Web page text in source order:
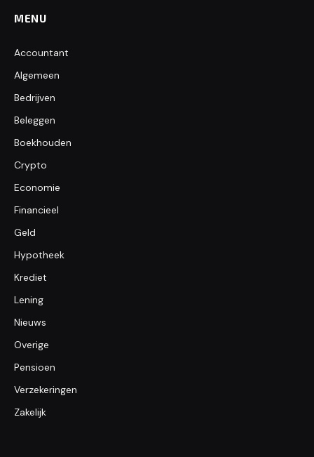
MENU
Accountant
Algemeen
Bedrijven
Beleggen
Boekhouden
Crypto
Economie
Financieel
Geld
Hypotheek
Krediet
Lening
Nieuws
Overige
Pensioen
Verzekeringen
Zakelijk